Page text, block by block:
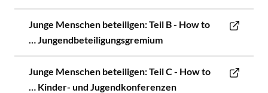
Junge Menschen beteiligen: Teil B - How to
… Jungendbeteiligungsgremium
Junge Menschen beteiligen: Teil C - How to
… Kinder- und Jugendkonferenzen